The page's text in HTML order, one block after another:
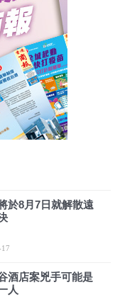
於8月7日就解散遠
酒店案兇手可能是
人